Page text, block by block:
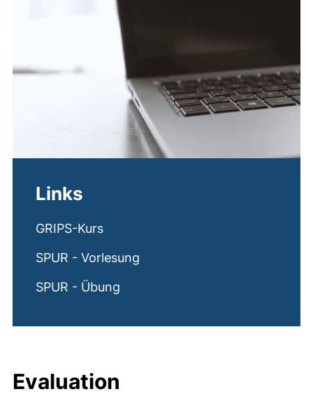
Links
GRIPS-Kurs
SPUR - Vorlesung
SPUR - Übung
Evaluation